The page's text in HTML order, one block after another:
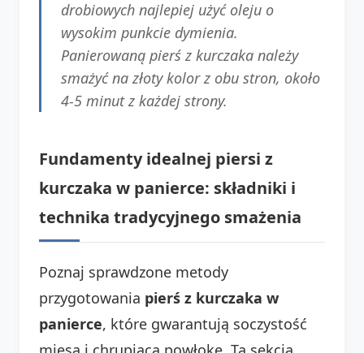
drobiowych najlepiej użyć oleju o
wysokim punkcie dymienia.
Panierowaną pierś z kurczaka należy
smażyć na złoty kolor z obu stron, około
4-5 minut z każdej strony.
Fundamenty idealnej piersi z
kurczaka w panierce: składniki i
technika tradycyjnego smażenia
Poznaj sprawdzone metody
przygotowania pierś z kurczaka w
panierce, które gwarantują soczystość